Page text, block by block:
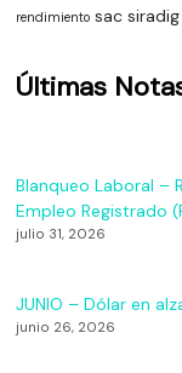
rendimiento sac siradig
Últimas
Blanqueo Laboral –
Empleo Registrado
julio 31, 2026
JUNIO – Dólar en
junio 26, 2026